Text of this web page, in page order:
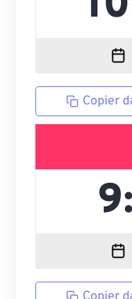
Copier